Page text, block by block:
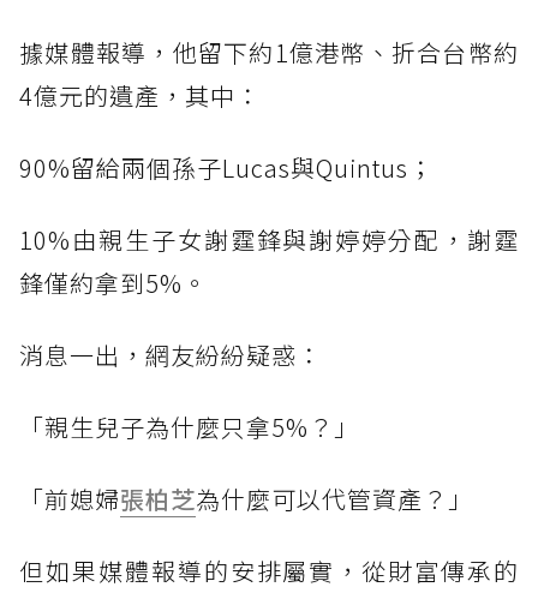
據媒體報導，他留下約1億港幣、折合台幣約
4億元的遺產，其中：
90%留給兩個孫子Lucas與Quintus；
10%由親生子女謝霆鋒與謝婷婷分配，謝霆
鋒僅約拿到5%。
消息一出，網友紛紛疑惑：
「親生兒子為什麼只拿5%？」
「前媳婦張柏芝為什麼可以代管資產？」
但如果媒體報導的安排屬實，從財富傳承的